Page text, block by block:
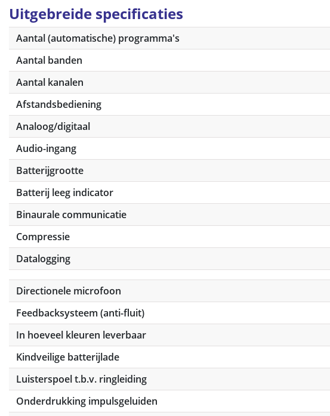
Uitgebreide specificaties
Aantal (automatische) programma's
Aantal banden
Aantal kanalen
Afstandsbediening
Analoog/digitaal
Audio-ingang
Batterijgrootte
Batterij leeg indicator
Binaurale communicatie
Compressie
Datalogging
Directionele microfoon
Feedbacksysteem (anti-fluit)
In hoeveel kleuren leverbaar
Kindveilige batterijlade
Luisterspoel t.b.v. ringleiding
Onderdrukking impulsgeluiden